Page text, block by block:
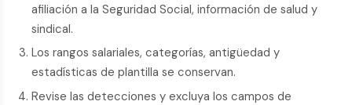
afiliación a la Seguridad Social, información de salud y
sindical.
Los rangos salariales, categorías, antigüedad y
estadísticas de plantilla se conservan.
Revise las detecciones y excluya los campos de